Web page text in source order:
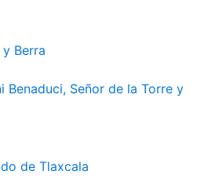
Berra
Benaduci, Señor de la Torre y
de Tlaxcala